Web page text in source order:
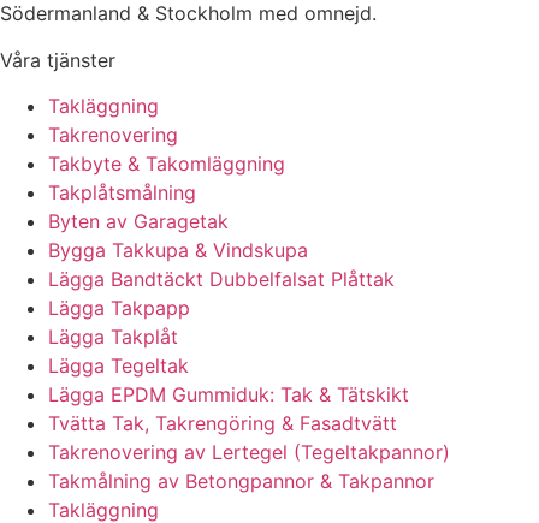
Södermanland & Stockholm med omnejd.
Våra tjänster
Takläggning
Takrenovering
Takbyte & Takomläggning
Takplåtsmålning
Byten av Garagetak
Bygga Takkupa & Vindskupa
Lägga Bandtäckt Dubbelfalsat Plåttak
Lägga Takpapp
Lägga Takplåt
Lägga Tegeltak
Lägga EPDM Gummiduk: Tak & Tätskikt
Tvätta Tak, Takrengöring & Fasadtvätt
Takrenovering av Lertegel (Tegeltakpannor)
Takmålning av Betongpannor & Takpannor
Takläggning